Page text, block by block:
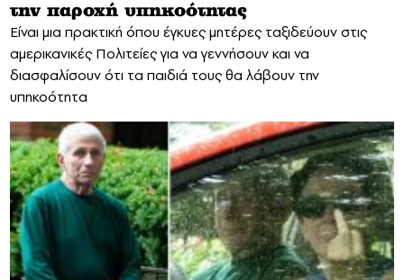
την παροχή υπηκοότητας
Είναι μια πρακτική όπου έγκυες μητέρες ταξιδεύουν στις
αμερικανικές Πολιτείες για να γεννήσουν και να
διασφαλίσουν ότι τα παιδιά τους θα λάβουν την
υπηκοότητα